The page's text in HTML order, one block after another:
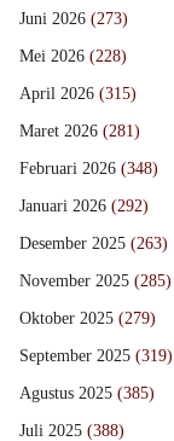
Juni 2026 (273)
Mei 2026 (228)
April 2026 (315)
Maret 2026 (281)
Februari 2026 (348)
Januari 2026 (292)
Desember 2025 (263)
November 2025 (285)
Oktober 2025 (279)
September 2025 (319)
Agustus 2025 (385)
Juli 2025 (388)